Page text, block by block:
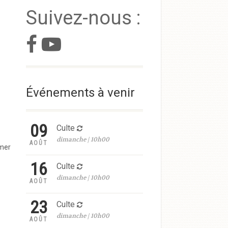
Suivez-nous :
Événements à venir
09
AOÛT
Culte
dimanche | 10h00
16
AOÛT
Culte
dimanche | 10h00
23
AOÛT
Culte
dimanche | 10h00